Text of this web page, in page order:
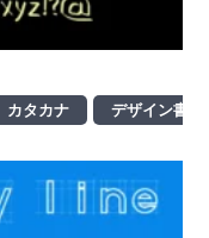
カタカナ デザイン書体